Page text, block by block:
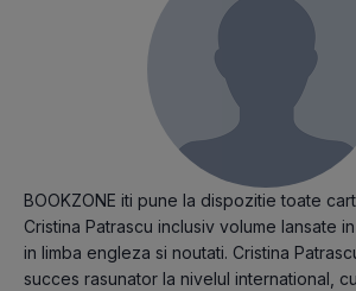
BOOKZONE iti pune la dispozitie toate
Cristina Patrascu inclusiv volume lansate
in limba engleza si noutati. Cristina
succes rasunator la nivelul international,